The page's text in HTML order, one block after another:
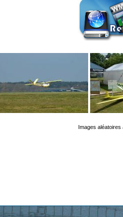
Images aléatoires